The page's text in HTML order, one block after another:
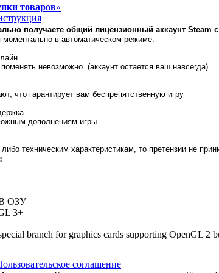
товаров»
получаете общий лицензионный аккаунт Steam
в автоматическом режиме.
невозможно. (аккаунт остается ваш навсегда)
что гарантирует вам беспрепятственную игру
дополнениям игры
техническим характеристикам, то претензии не
ОЗУ
3+
branch for graphics cards supporting OpenGL 2
соглашение